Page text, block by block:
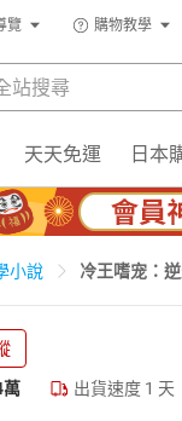
覽 購物教學
天天免運 日本
小說 冷王嗜宠：
萬 出貨速度 1 天